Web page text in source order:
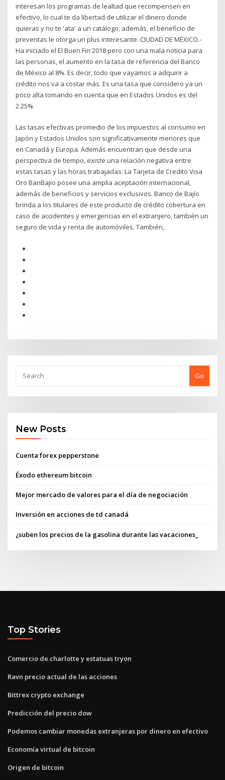
interesan los programas de lealtad que recompensen en
efectivo, lo cual te da libertad de utilizar el dinero donde
quieras y no te 'ata' a un catálogo; además, el beneficio de
preventas le otorga un plus interesante. CIUDAD DE MÉXICO.-
Ha iniciado el El Buen Fin 2018 pero con una mala noticia para
las personas, el aumento en la tasa de referencia del Banco
de México al 8%. Es decir, todo que vayamos a adquirir a
crédito nos va a costar más. Es una tasa que considero ya un
poco alta tomando en cuenta que en Estados Unidos es del
2.25%.
Las tasas efectivas promedio de los impuestos al consumo en
Japón y Estados Unidos son significativamente menores que
en Canadá y Europa. Además encuentran que desde una
perspectiva de tiempo, existe una relación negativa entre
estas tasas y las horas trabajadas. La Tarjeta de Credito Visa
Oro BanBajio posee una amplia aceptación internacional,
además de beneficios y servicios exclusivos. Banco de Bajío
brinda a los titulares de este producto de crédito cobertura en
caso de accidentes y emergencias en el extranjero, también un
seguro de vida y renta de automóviles. También,
Go
New Posts
Cuenta forex pepperstone
Éxodo ethereum bitcoin
Mejor mercado de valores para el día de negociación
Inversión en acciones de td canadá
¿suben los precios de la gasolina durante las vacaciones_
Top Stories
Comercio de charlotte y estatuas tryon
Ravn precio actual de las acciones
Bittrex crypto exchange
Predicción del precio dow
Podemos cambiar monedas extranjeras por dinero en efectivo
Economía virtual de bitcoin
Origen de bitcoin